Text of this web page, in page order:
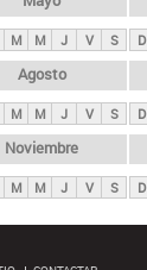
M M J V S D
Agosto
M M J V S D
Noviembre
M M J V S D